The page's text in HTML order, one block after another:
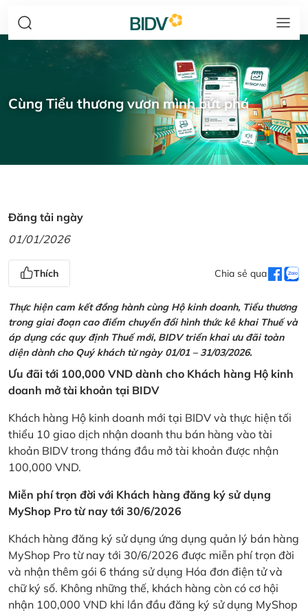
Cùng Tiểu thương vươn mình bứt phá
Đăng tải ngày
01/01/2026
Thích Chia sẻ qua
Thực hiện cam kết đồng hành cùng Hộ kinh doanh, Tiểu thương
trong giai đoạn cao điểm chuyển đổi hình thức kê khai Thuế và
áp dụng các quy định Thuế mới, BIDV triển khai ưu đãi toàn
diện dành cho Quý khách từ ngày 01/01 – 31/03/2026.
Ưu đãi tới 100,000 VND dành cho Khách hàng Hộ kinh
doanh mở tài khoản tại BIDV
Khách hàng Hộ kinh doanh mới tại BIDV và thực hiện tối
thiểu 10 giao dịch nhận doanh thu bán hàng vào tài
khoản BIDV trong tháng đầu mở tài khoản được nhận
100,000 VND.
Miễn phí trọn đời với Khách hàng đăng ký sử dụng
MyShop Pro từ nay tới 30/6/2026
Khách hàng đăng ký sử dụng ứng dụng quản lý bán hàng
MyShop Pro từ nay tới 30/6/2026 được miễn phí trọn đời
và nhận thêm gói 6 tháng sử dụng Hóa đơn điện tử và
chữ ký số. Không những thế, khách hàng còn có cơ hội
nhận 100,000 VND khi lần đầu đăng ký sử dụng MyShop